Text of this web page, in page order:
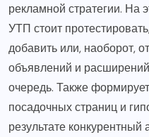
рекламной стратегии. На
УТП стоит
добавить или, наоборот,
объявлений и
очередь. Также
посадочных страниц и
результате